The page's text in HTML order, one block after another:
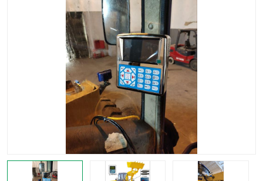
食品烘干机
装载机电子秤 输送机
半自动输送机 全自动输送机
食品螺旋塔
木材撕碎机
金属撕碎机